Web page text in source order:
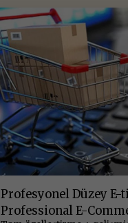
Profesyonel Düzey E-
Professional E-